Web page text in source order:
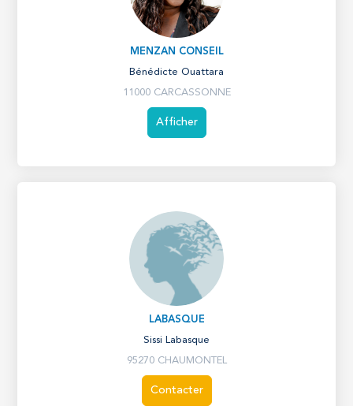
MENZAN CONSEIL
Bénédicte Ouattara
11000 CARCASSONNE
Afficher
LABASQUE
Sissi Labasque
95270 CHAUMONTEL
Contacter